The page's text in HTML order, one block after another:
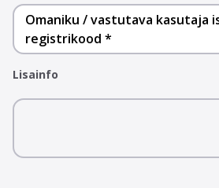
Omaniku / vastutava kasutaja
registrikood
Lisainfo